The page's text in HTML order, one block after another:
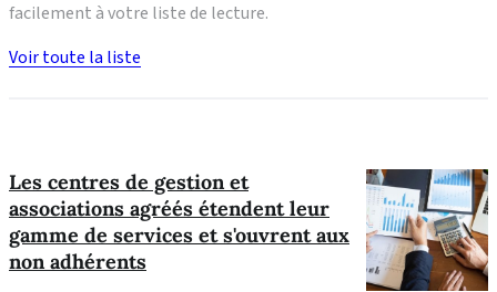
Les centres de gestion et
associations agréés étendent leur
gamme de services et s'ouvrent aux
non adhérents
facilement à votre liste de lecture.
Voir toute la liste